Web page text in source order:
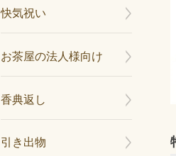
快気祝い
お茶屋の法人様向け
香典返し
引き出物